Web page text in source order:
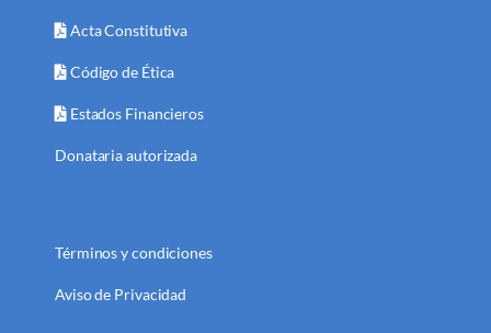
Acta Constitutiva
Código de Ética
Estados Financieros
Donataria autorizada
Términos y condiciones
Aviso de Privacidad